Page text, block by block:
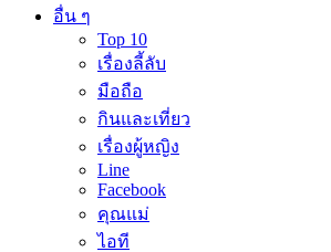
อื่น ๆ
Top 10
เรื่องลี้ลับ
มือถือ
กินและเที่ยว
เรื่องผู้หญิง
Line
Facebook
คุณแม่
ไอที